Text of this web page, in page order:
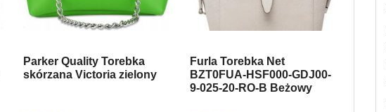
Parker Quality Torebka
skórzana Victoria zielony
Furla Torebka Net
BZT0FUA-HSF000-GDJ00-
9-025-20-RO-B Beżowy